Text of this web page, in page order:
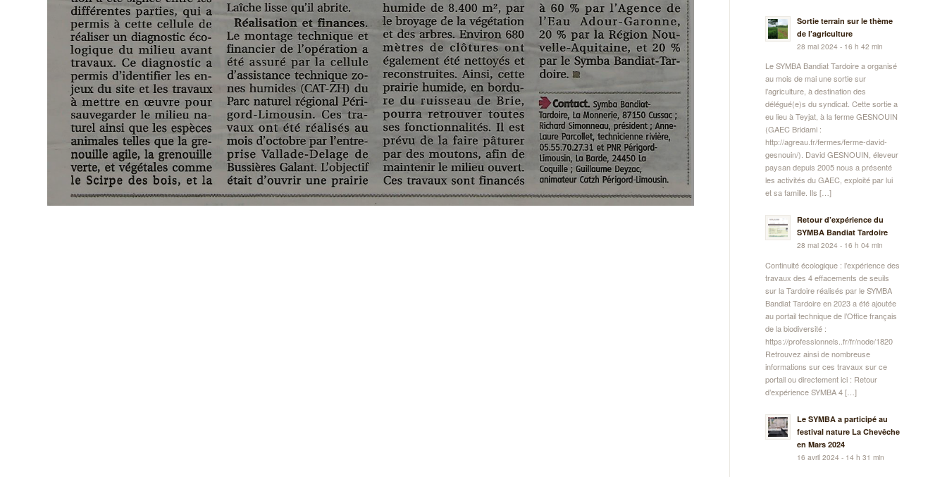
Sortie terrain sur le thème
de l’agriculture
28 mai 2024 - 16 h 42 min
Le SYMBA Bandiat Tardoire a organisé
au mois de mai une sortie sur
l’agriculture, à destination des
délégué(e)s du syndicat. Cette sortie a
eu lieu à Teyjat, à la ferme GESNOUIN
(GAEC Bridami :
http://agreau.fr/fermes/ferme-david-
gesnouin/). David GESNOUIN, éleveur
paysan depuis 2005 nous a présenté
les activités du GAEC, exploité par lui
et sa famille. Ils […]
Retour d’expérience du
SYMBA Bandiat Tardoire
28 mai 2024 - 16 h 04 min
Continuité écologique : l’expérience des
travaux des 4 effacements de seuils
sur la Tardoire réalisés par le SYMBA
Bandiat Tardoire en 2023 a été ajoutée
au portail technique de l’Office français
de la biodiversité :
https://professionnels..fr/fr/node/1820
Retrouvez ainsi de nombreuse
informations sur ces travaux sur ce
portail ou directement ici : Retour
d’expérience SYMBA 4 […]
Le SYMBA a participé au
festival nature La Chevêche
en Mars 2024
16 avril 2024 - 14 h 31 min